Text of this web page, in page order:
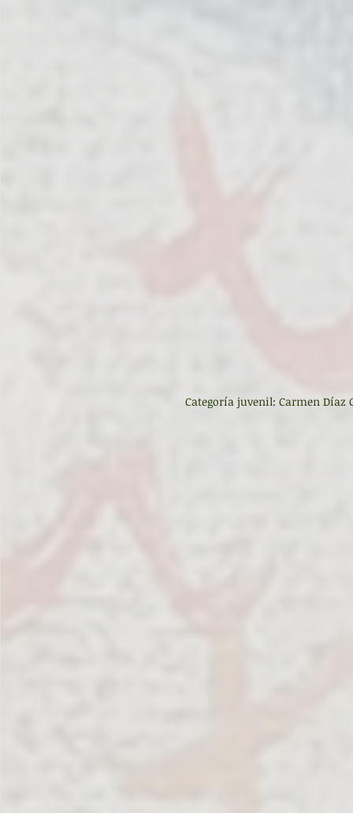
Categoría juvenil: Carmen Díaz